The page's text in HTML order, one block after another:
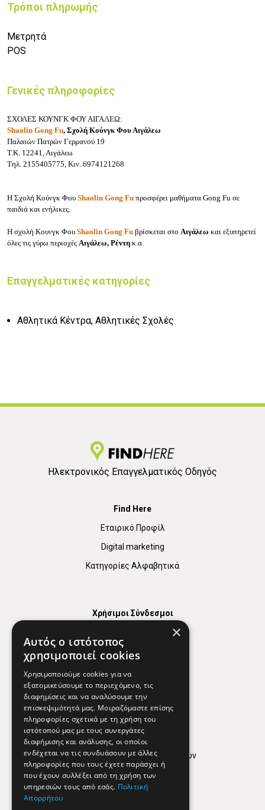
Τρόποι πληρωμής
Μετρητά
POS
Γενικές πληροφορίες
ΣΧΟΛΕΣ ΚΟΥΝΓΚ ΦΟΥ ΑΙΓΑΛΕΩ:
Shaolin Gong Fu, Σχολή Κούνγκ Φου Αιγάλεω
Παλαιών Πατρών Γερμανού 19
Τ.Κ. 12241, Αιγάλεω
Τηλ. 2155405775, Κιν. 6974121268
Η Σχολή Κούνγκ Φου Shaolin Gong Fu προσφέρει μαθήματα Gong Fu σε
παιδιά και ενήλικες.
Η σχολή Κουνγκ Φου Shaolin Gong Fu βρίσκεται στο Αιγάλεω και εξυπηρετεί
όλες τις γύρω περιοχές Αιγάλεω, Ρέντη κ.α.
Επαγγελματικές κατηγορίες
Αθλητικά Κέντρα, Αθλητικές Σχολές
Ηλεκτρονικός Επαγγελματικός Οδηγός
Find Here
Εταιρικό Προφίλ
Digital marketing
Κατηγορίες Αλφαβητικά
Χρήσιμοι Σύνδεσμοι
Χρήσιμα Τηλέφωνα
Εφημερεύοντα Φαρμακεία
Απόρρητο
Όροι Χρήσης
Πολιτική προστασίας δεδομένων
Findhere
×
Αυτός ο ιστότοπος
χρησιμοποιεί cookies
Χρησιμοποιούμε cookies για να
εξατομικεύσουμε το περιεχόμενο, τις
διαφημίσεις και να αναλύσουμε την
επισκεψιμότητά μας. Μοιραζόμαστε επίσης
πληροφορίες σχετικά με τη χρήση του
ιστότοπού μας με τους συνεργάτες
διαφήμισης και ανάλυσης, οι οποίοι
ενδέχεται να τις συνδυάσουν με άλλες
πληροφορίες που τους έχετε παράσχει ή
που έχουν συλλέξει από τη χρήση των
υπηρεσιών τους από εσάς. Πολιτική
Απορρήτου